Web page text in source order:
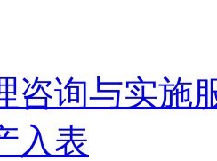
咨询与实施
入表